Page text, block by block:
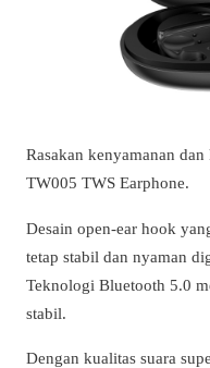
Rasakan kenyamanan
TW005 TWS Earphone.
Desain open-ear hook
tetap stabil dan nyaman
Teknologi Bluetooth 5.0
stabil.
Dengan kualitas suara